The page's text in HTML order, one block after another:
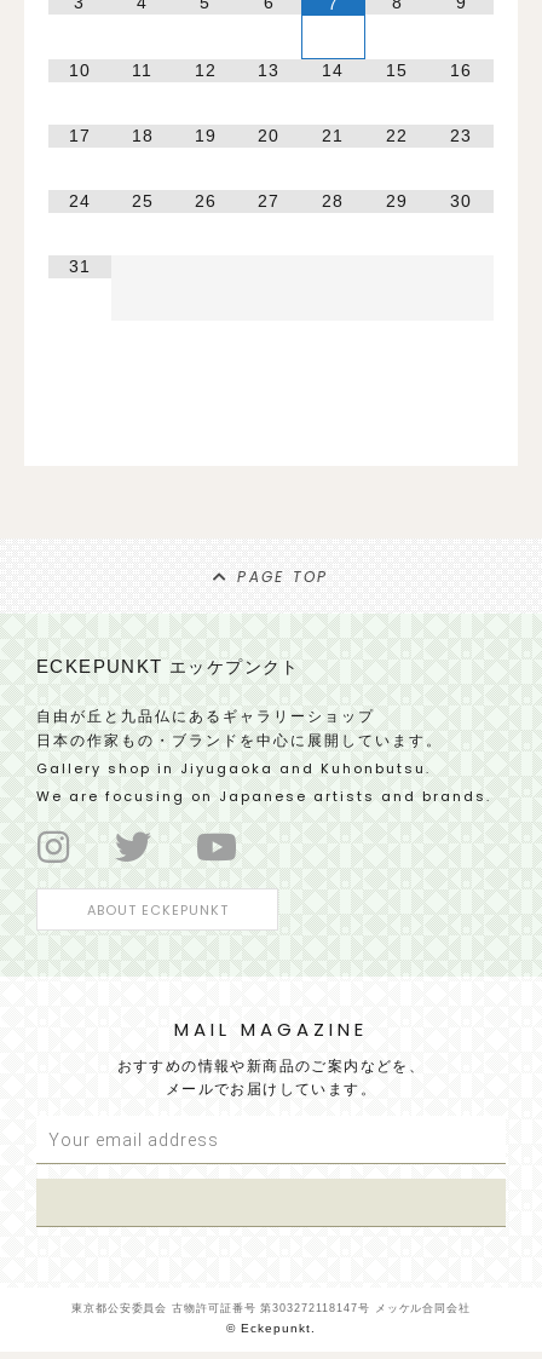
10 11 12 13 14 15 16
17 18 19 20 21 22 23
24 25 26 27 28 29 30
31
PAGE TOP
ECKEPUNKTエッケプンクト
自由が丘と九品仏にあるギャラリーショップ
日本の作家もの・ブランドを中心に展開しています。
Gallery shop in Jiyugaoka and Kuhonbutsu.
We are focusing on Japanese artists and brands.
ABOUT ECKEPUNKT
MAIL MAGAZINE
おすすめの情報や新商品のご案内などを、
メールでお届けしています。
東京都公安委員会 古物許可証番号 第303272118147号 メッケル合同会社
© Eckepunkt.